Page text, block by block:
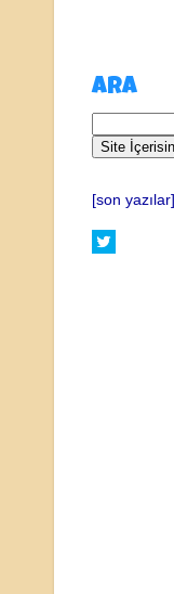
ARA
[son yazılar]